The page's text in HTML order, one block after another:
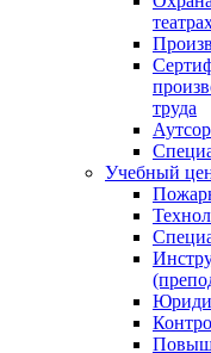
труда
Учебный